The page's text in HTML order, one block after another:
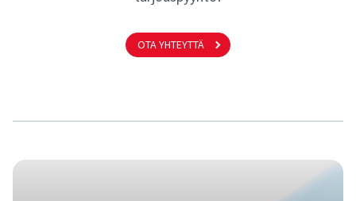
OTA YHTEYTTÄ